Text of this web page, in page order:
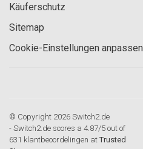
Käuferschutz
Sitemap
Cookie-Einstellungen anpassen
© Copyright 2026 Switch2.de
- Switch2.de scores a 4.87/5 out of
631 klantbeoordelingen at Trusted